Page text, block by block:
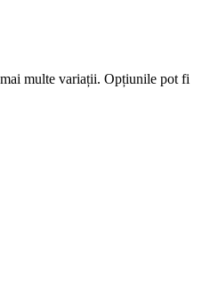
multe variații. Opțiunile pot fi